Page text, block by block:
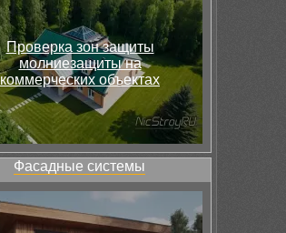
Проверка зон защиты
молниезащиты на
коммерческих объектах
Фасадные системы